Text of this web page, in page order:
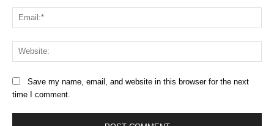
Save my name, email, and website in this browser for the next
time I comment.